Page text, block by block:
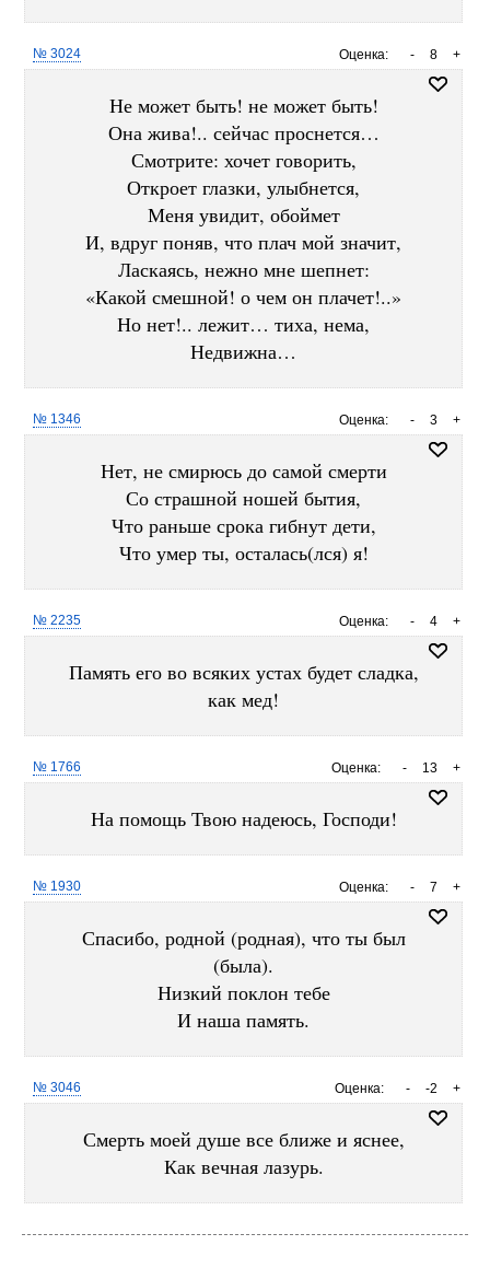
Оценка: +
8
-
№ 3024
Не может быть! не может быть!
Она жива!.. сейчас проснется…
Смотрите: хочет говорить,
Откроет глазки, улыбнется,
Меня увидит, обоймет
И, вдруг поняв, что плач мой значит,
Ласкаясь, нежно мне шепнет:
«Какой смешной! о чем он плачет!..»
Но нет!.. лежит… тиха, нема,
Недвижна…
Оценка: +
3
-
№ 1346
Нет, не смирюсь до самой смерти
Со страшной ношей бытия,
Что раньше срока гибнут дети,
Что умер ты, осталась(лся) я!
Оценка: +
4
-
№ 2235
Память его во всяких устах будет сладка,
как мед!
Оценка: +
13
-
№ 1766
На помощь Твою надеюсь, Господи!
Оценка: +
7
-
№ 1930
Спасибо, родной (родная), что ты был
(была).
Низкий поклон тебе
И наша память.
Оценка: +
-2
-
№ 3046
Смерть моей душе все ближе и яснее,
Как вечная лазурь.